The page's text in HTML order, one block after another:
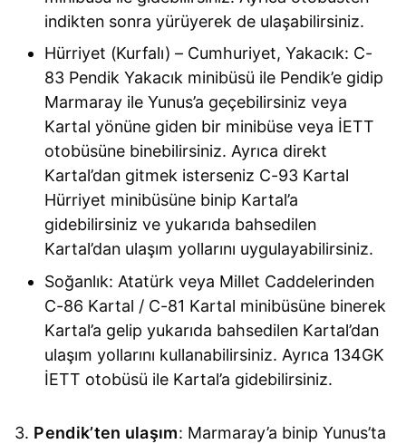
indikten sonra yürüyerek de ulaşabilirsiniz.
Hürriyet (Kurfalı) – Cumhuriyet, Yakacık: C-
83 Pendik Yakacık minibüsü ile Pendik’e gidip
Marmaray ile Yunus’a geçebilirsiniz veya
Kartal yönüne giden bir minibüse veya İETT
otobüsüne binebilirsiniz. Ayrıca direkt
Kartal’dan gitmek isterseniz C-93 Kartal
Hürriyet minibüsüne binip Kartal’a
gidebilirsiniz ve yukarıda bahsedilen
Kartal’dan ulaşım yollarını uygulayabilirsiniz.
Soğanlık: Atatürk veya Millet Caddelerinden
C-86 Kartal / C-81 Kartal minibüsüne binerek
Kartal’a gelip yukarıda bahsedilen Kartal’dan
ulaşım yollarını kullanabilirsiniz. Ayrıca 134GK
İETT otobüsü ile Kartal’a gidebilirsiniz.
3. Pendik’ten ulaşım: Marmaray’a binip Yunus’ta